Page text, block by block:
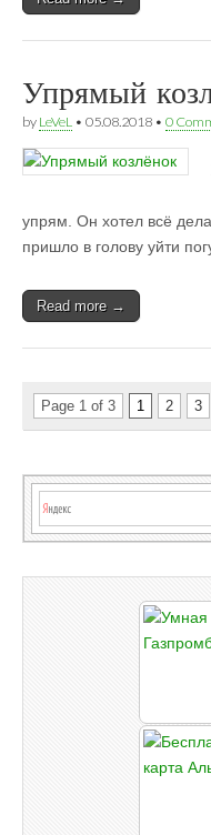
Упрямый
by LeVeL • 05.08.2018 • 0
упрям. Он хотел всё
пришло в голову уйти
Read more →
Page 1 of 3 1 2 3